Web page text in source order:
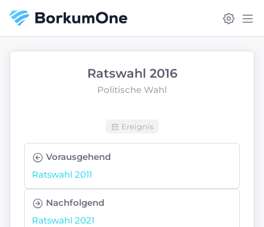
Ratswahl 2016
Politische Wahl
Ereignis
Vorausgehend
Ratswahl 2011
Nachfolgend
Ratswahl 2021